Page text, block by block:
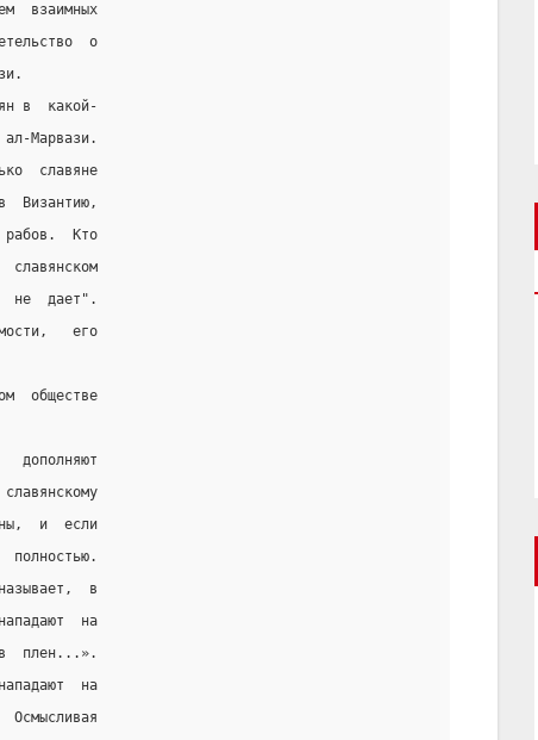
взаимных
о
в  какой-
Марвази.
славяне
Византию,
рабов.  Кто
славянском
не  дает".
его
обществе
дополняют
и  если
полностью.
в
на
в  плен...».
на